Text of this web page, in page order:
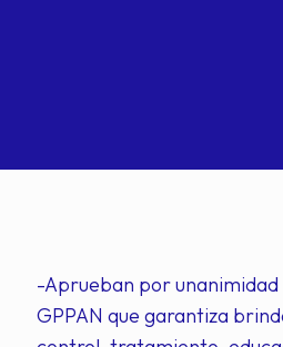
-Aprueban por
GPPAN que garantiza